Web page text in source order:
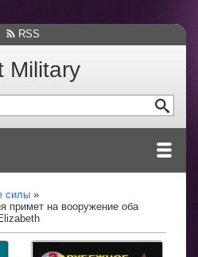
RSS
Military
силы
примет на вооружение оба